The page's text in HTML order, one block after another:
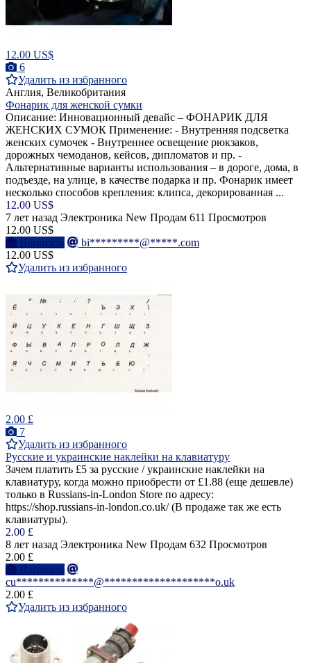
12.00 US$
6
Удалить из избранного
Англия, Великобритания
Фонарик для женской сумки
Описание: Инновационный девайс – ФОНАРИК ДЛЯ
ЖЕНСКИХ СУМОК Применение: - Внутренняя подсветка
женских сумочек - Внутреннее освещение рюкзаков,
дорожных чемоданов, кейсов, дипломатов и пр. -
Альтернативные варианты использования – в дороге, дома, в
подъезде, на улице, в качестве подарка и пр. Фонарик имеет
несколько способов крепления: клипса, декорированная ...
12.00 US$
7 лет назад Электроника New Продам 611 Просмотров
12.00 US$
Написать
bi*********@*****.com
12.00 US$
Удалить из избранного
2.00 £
7
Удалить из избранного
Русские и украинские наклейки на клавиатуру
Зачем платить £5 за русские / украинские наклейки на
клавиатуру, когда можно приобрести от £1.88 (еще дешевле)
только в Russians-in-London Store по адресу:
https://shop.russians-in-london.co.uk/ (В продаже так же есть
клавиатуры).
2.00 £
8 лет назад Электроника New Продам 632 Просмотров
2.00 £
Написать
cu**************@********************o.uk
2.00 £
Удалить из избранного